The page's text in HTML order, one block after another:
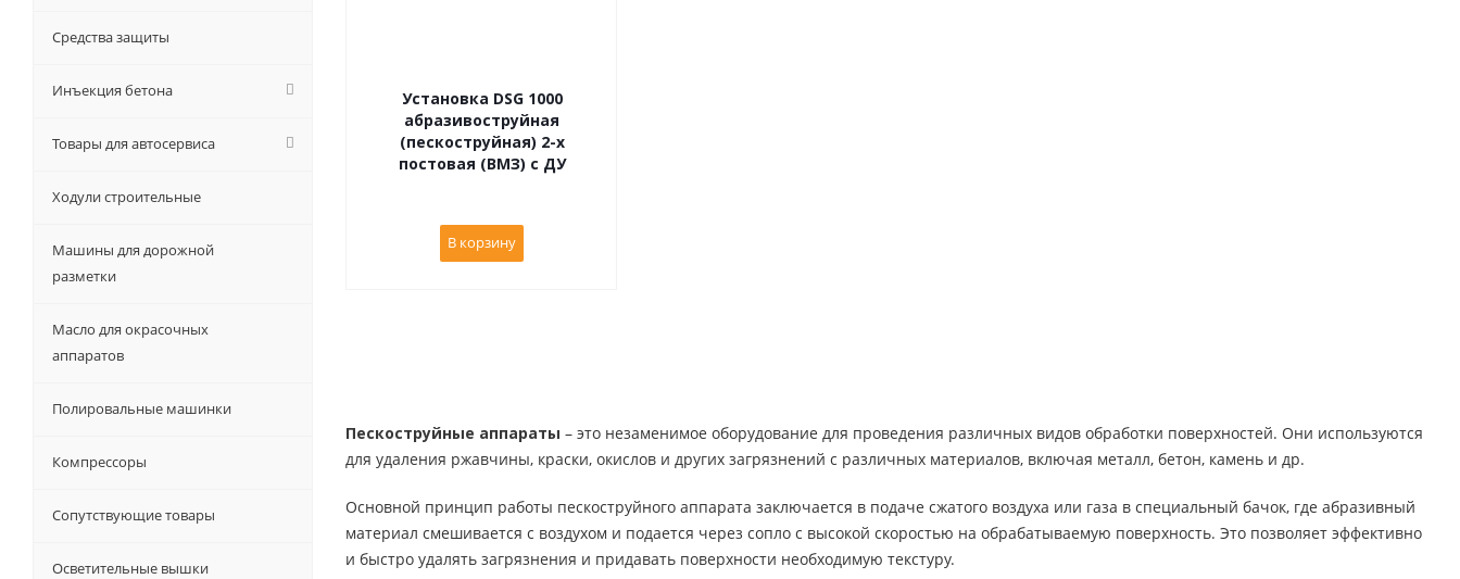
Установка DSG 1000
абразивоструйная
(пескоструйная) 2-х
постовая (ВМЗ) с ДУ
В корзину
Пескоструйные аппараты – это незаменимое оборудование для проведения различных видов обработки поверхностей. Они используются
для удаления ржавчины, краски, окислов и других загрязнений с различных материалов, включая металл, бетон, камень и др.
Основной принцип работы пескоструйного аппарата заключается в подаче сжатого воздуха или газа в специальный бачок, где абразивный
материал смешивается с воздухом и подается через сопло с высокой скоростью на обрабатываемую поверхность. Это позволяет эффективно
и быстро удалять загрязнения и придавать поверхности необходимую текстуру.
Средства защиты
Инъекция бетона
Товары для автосервиса
Ходули строительные
Машины для дорожной
разметки
Масло для окрасочных
аппаратов
Полировальные машинки
Компрессоры
Сопутствующие товары
Осветительные вышки